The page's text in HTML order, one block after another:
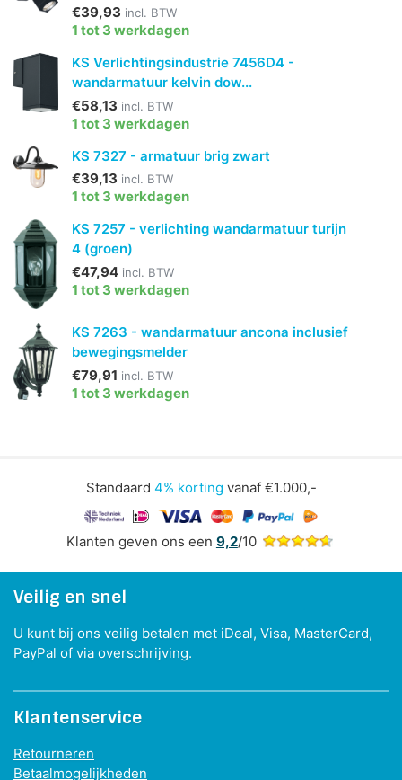
€39,93 incl. BTW
1 tot 3 werkdagen
KS Verlichtingsindustrie 7456D4 -
wandarmatuur kelvin dow...
€58,13 incl. BTW
1 tot 3 werkdagen
KS 7327 - armatuur brig zwart
€39,13 incl. BTW
1 tot 3 werkdagen
KS 7257 - verlichting wandarmatuur turijn
4 (groen)
€47,94 incl. BTW
1 tot 3 werkdagen
KS 7263 - wandarmatuur ancona inclusief
bewegingsmelder
€79,91 incl. BTW
1 tot 3 werkdagen
Standaard 4% korting vanaf €1.000,-
Klanten geven ons een 9,2/10
Veilig en snel
U kunt bij ons veilig betalen met iDeal, Visa, MasterCard,
PayPal of via overschrijving.
Klantenservice
Retourneren
Betaalmogelijkheden